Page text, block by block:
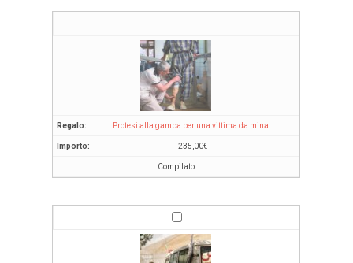
Protesi alla gamba per una vittima da mina
235,00€
Compilato